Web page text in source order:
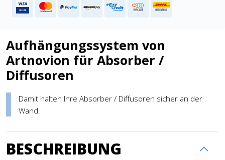
Aufhängungssystem von
Artnovion für Absorber /
Diffusoren
Damit halten Ihre Absorber / Diffusoren sicher an der
Wand.
BESCHREIBUNG